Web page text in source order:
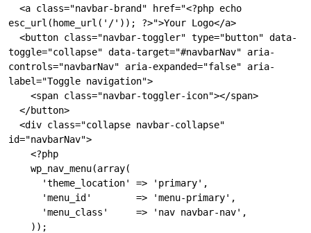
esc_url(home_url('/')); ?>">Your Logo</a>
toggle="collapse" data-target="#navbarNav" aria-
controls="navbarNav" aria-expanded="false" aria-
label="Toggle navigation">
id="navbarNav">